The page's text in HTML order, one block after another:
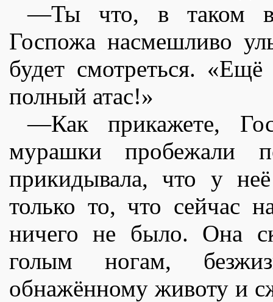
—Ты что, в таком
Госпожа насмешливо
будет смотреться.
полный атас!»
—Как прикажете,
мурашки пробежали
прикидывала, что у
только то, что сейчас
ничего не было. Она
голым ногам,
обнажëнному животу и